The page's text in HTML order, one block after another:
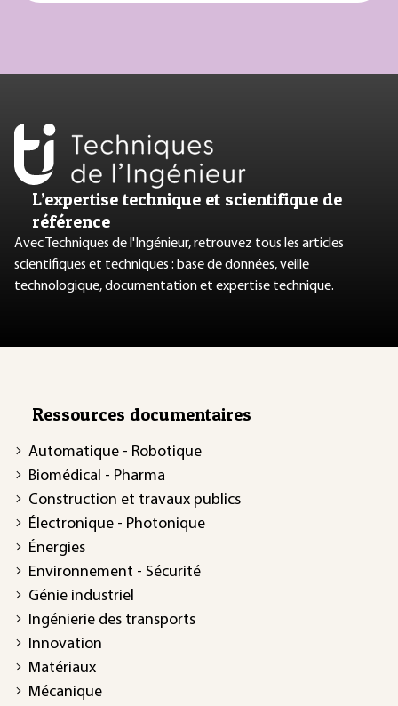
L’expertise technique et scientifique de
référence
Avec Techniques de l'Ingénieur, retrouvez tous les articles
scientifiques et techniques : base de données, veille
technologique, documentation et expertise technique.
Ressources documentaires
Automatique - Robotique
Biomédical - Pharma
Construction et travaux publics
Électronique - Photonique
Énergies
Environnement - Sécurité
Génie industriel
Ingénierie des transports
Innovation
Matériaux
Mécanique